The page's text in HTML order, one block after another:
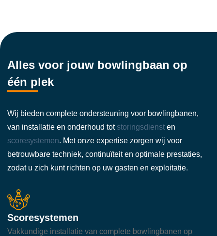
Alles voor jouw bowlingbaan op
één plek
Wij bieden complete ondersteuning voor bowlingbanen,
van installatie en onderhoud tot storingsdienst en
scoresystemen. Met onze expertise zorgen wij voor
betrouwbare techniek, continuïteit en optimale prestaties,
zodat u zich kunt richten op uw gasten en exploitatie.
Scoresystemen
Vakkundige installatie van complete bowlingbanen op